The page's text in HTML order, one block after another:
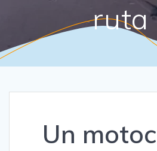
ruta
Un